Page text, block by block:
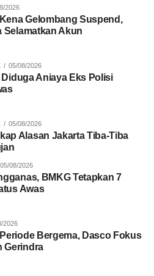
2026
Gelombang Suspend,
Selamatkan Akun
05/08/2026
Diduga Aniaya Eks Polisi
05/08/2026
Alasan Jakarta Tiba-Tiba
05/08/2026
BMKG Tetapkan 7
Awas
2026
Bergema, Dasco Fokus
Gerindra